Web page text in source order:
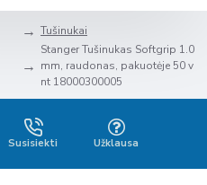
Tušinukai
Stanger Tušinukas Softgrip 1.0
mm, raudonas, pakuotėje 50 v
nt 18000300005
Susisiekti Užklausa